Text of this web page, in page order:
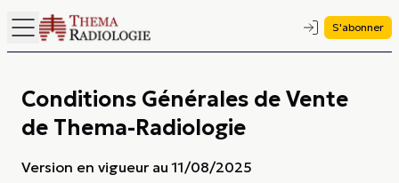
S'abonner
Conditions Générales de Vente
de Thema-Radiologie
Version en vigueur au 11/08/2025